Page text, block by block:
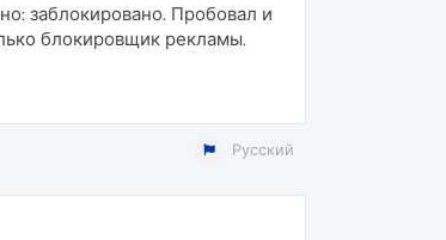
заблокировано. Пробовал и
блокировщик рекламы.
Русский